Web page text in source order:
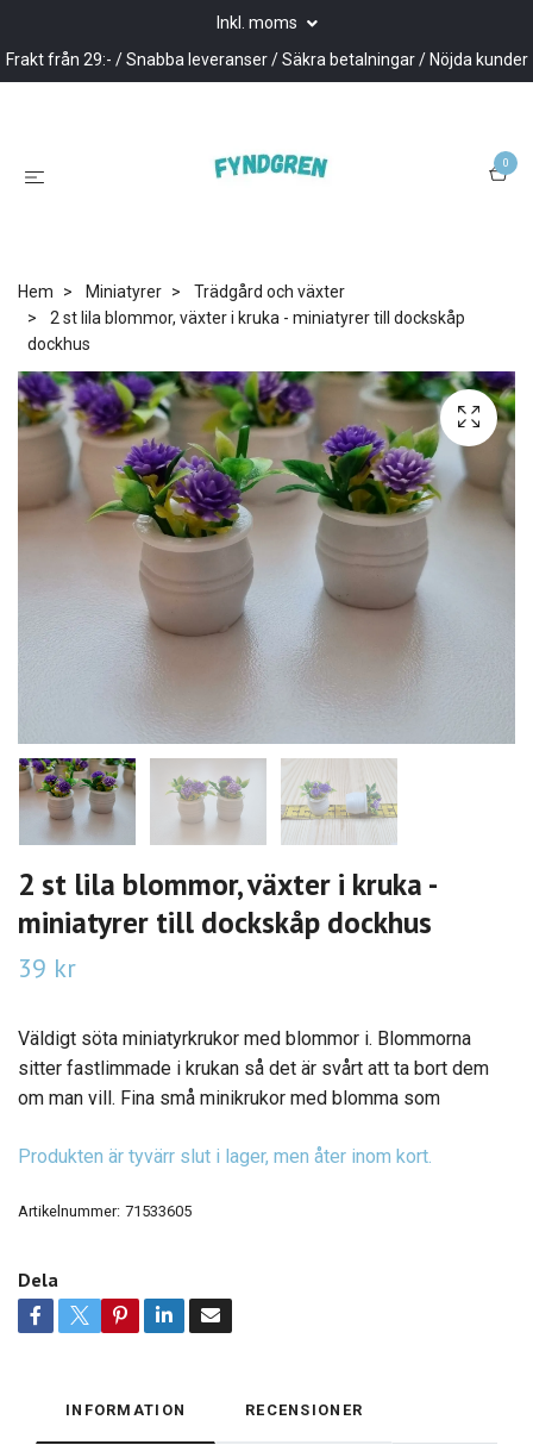
Inkl. moms
Frakt från 29:- / Snabba leveranser / Säkra betalningar / Nöjda kunder
0
Hem Miniatyrer
Trädgård och växter
2 st lila blommor, växter i kruka - miniatyrer till dockskåp
dockhus
2 st lila blommor, växter i kruka -
miniatyrer till dockskåp dockhus
39 kr
Väldigt söta miniatyrkrukor med blommor i. Blommorna
sitter fastlimmade i krukan så det är svårt att ta bort dem
om man vill. Fina små minikrukor med blomma som
Produkten är tyvärr slut i lager, men åter inom kort.
Artikelnummer: 71533605
Dela
INFORMATION RECENSIONER